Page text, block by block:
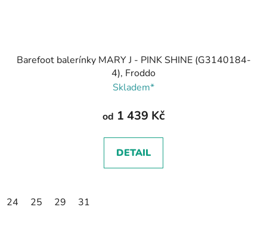
Barefoot balerínky MARY J - PINK SHINE (G3140184-
4), Froddo
Skladem*
od 1 439 Kč
DETAIL
24 25 29 31